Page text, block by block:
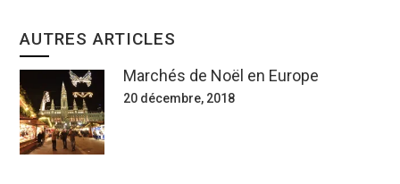
AUTRES ARTICLES
Marchés de Noël en Europe
20 décembre, 2018